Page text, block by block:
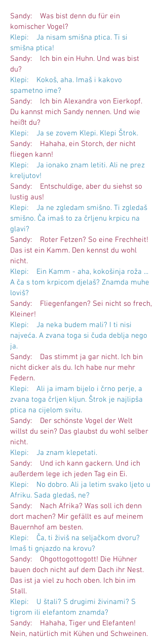
Sandy: Was bist denn du für ein
komischer Vogel?
Klepi: Ja nisam smišna ptica. Ti si
smišna ptica!
Sandy: Ich bin ein Huhn. Und was bist
du?
Klepi: Kokoš, aha. Imaš i kakovo
spametno ime?
Sandy: Ich bin Alexandra von Eierkopf.
Du kannst mich Sandy nennen. Und wie
heißt du?
Klepi: Ja se zovem Klepi. Klepi Štrok.
Sandy: Hahaha, ein Storch, der nicht
fliegen kann!
Klepi: Ja ionako znam letiti. Ali ne prez
kreljutov!
Sandy: Entschuldige, aber du siehst so
lustig aus!
Klepi: Ja ne zgledam smišno. Ti zgledaš
smišno. Ča imaš to za črljenu krpicu na
glavi?
Sandy: Roter Fetzen? So eine Frechheit!
Das ist ein Kamm. Den kennst du wohl
nicht.
Klepi: Ein Kamm - aha, kokošinja roža ...
A ča s tom krpicom djelaš? Znamda muhe
loviš?
Sandy: Fliegenfangen? Sei nicht so frech,
Kleiner!
Klepi: Ja neka budem mali? I ti nisi
najveća. A zvana toga si čuda deblja nego
ja.
Sandy: Das stimmt ja gar nicht. Ich bin
nicht dicker als du. Ich habe nur mehr
Federn.
Klepi: Ali ja imam bijelo i črno perje, a
zvana toga črljen kljun. Štrok je najlipša
ptica na cijelom svitu.
Sandy: Der schönste Vogel der Welt
willst du sein? Das glaubst du wohl selber
nicht.
Klepi: Ja znam klepetati.
Sandy: Und ich kann gackern. Und ich
außerdem lege ich jeden Tag ein Ei.
Klepi: No dobro. Ali ja letim svako ljeto u
Afriku. Sada gledaš, ne?
Sandy: Nach Afrika? Was soll ich denn
dort machen? Mir gefällt es auf meinem
Bauernhof am besten.
Klepi: Ča, ti živiš na seljačkom dvoru?
Imaš ti gnjazdo na krovu?
Sandy: Ohgottogottogott! Die Hühner
bauen doch nicht auf dem Dach ihr Nest.
Das ist ja viel zu hoch oben. Ich bin im
Stall.
Klepi: U štali? S drugimi živinami? S
tigrom ili elefantom znamda?
Sandy: Hahaha, Tiger und Elefanten!
Nein, natürlich mit Kühen und Schweinen.